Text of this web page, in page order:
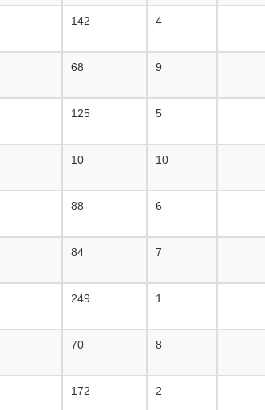
142 4
68 9
125 5
10 10
88 6
84 7
249 1
70 8
172 2